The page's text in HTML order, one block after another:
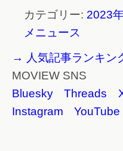
カテゴリー: 2023
メニュース
→ 人気記事ランキン
MOVIEW SNS
Bluesky
Threads
Instagram
YouTube